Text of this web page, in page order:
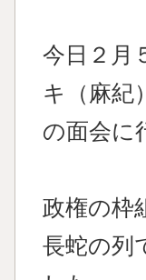
今日２月
キ（麻紀）
の面会に
政権の枠
長蛇の列